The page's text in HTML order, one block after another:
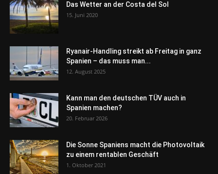
Das Wetter an der Costa del Sol
15. Juni 2020
Ryanair-Handling streikt ab Freitag in ganz
Spanien – das muss man...
12. August 2025
Kann man den deutschen TÜV auch in
Spanien machen?
20. Februar 2026
Die Sonne Spaniens macht die Photovoltaik
zu einem rentablen Geschäft
1. Oktober 2021